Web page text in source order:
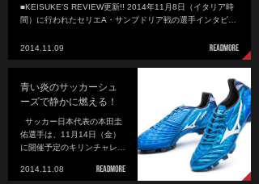
■KEISUKE'S REVIEW更新!! 2014年11月8日（イタリア時
間）に行われたセリエA・サンプドリア戦の選手インタビ…
2014.11.09
青い炎のサッカーシュ
ーズで静かに燃える！
サッカー日本代表の本田圭
佑選手は、11月14日（金）
に開催予定のキリンチャレ…
2014.11.08